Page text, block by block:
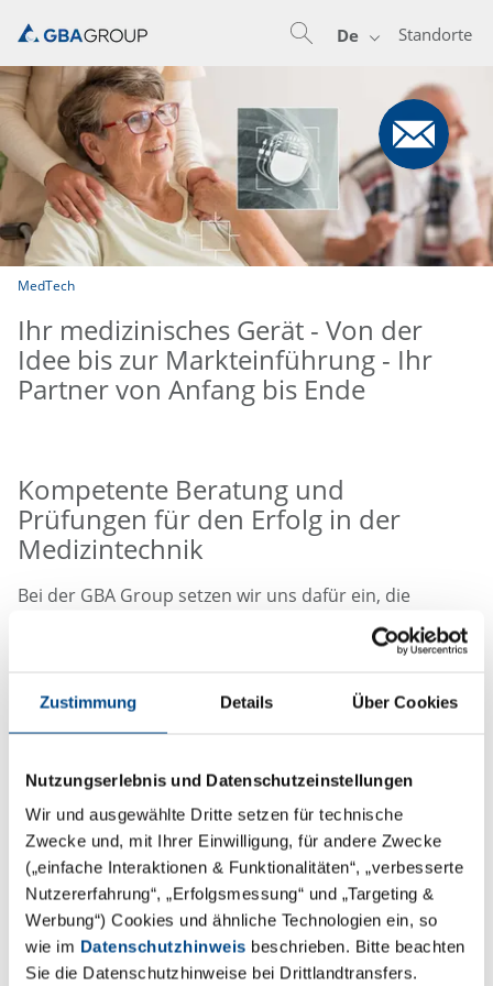
Zustimmung Details Über Cookies
Nutzungserlebnis und Datenschutzeinstellungen
Wir und ausgewählte Dritte setzen für technische
Zwecke und, mit Ihrer Einwilligung, für andere Zwecke
(„einfache Interaktionen & Funktionalitäten“, „verbesserte
Nutzererfahrung“, „Erfolgsmessung“ und „Targeting &
Werbung“) Cookies und ähnliche Technologien ein, so
wie im Datenschutzhinweis beschrieben. Bitte beachten
Sie die Datenschutzhinweise bei Drittlandtransfers.
Standorte
De
MedTech
Ihr medizinisches Gerät - Von der
Idee bis zur Markteinführung - Ihr
Partner von Anfang bis Ende
Kompetente Beratung und
Prüfungen für den Erfolg in der
Medizintechnik
Bei der GBA Group setzen wir uns dafür ein, die
MedTech-Branche durch umfassende Lösungen,
Laborprüfungen auf einzigartige Weise und bieten
durch unsere Experten über den gesamten
Lebenszyklus der Medizinprodukte hinweg unterstützt
werden. Unsere Fachabteilungen arbeiten Hand in
Hand, um Medizinprodukte-Herstellern eine
beispiellose Unterstützung zu bieten.